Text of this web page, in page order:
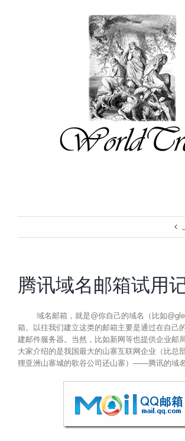
腾讯域名邮箱试用
域名邮箱，就是@你自己的域名（比如
箱。以往我们建立这类的邮箱主要是通过在自己
建邮件服务器。当然，比如新网等也提供企业邮
大家介绍的是我国最大的山寨互联网企业（比总
狸亚洲山寨城的歌谷公司还山寨）——腾讯的域名